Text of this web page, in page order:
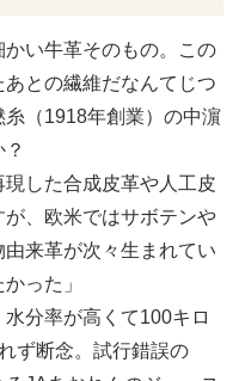
い牛革そのもの。この
との繊維だなんてじつ
（1918年創業）の中濵
現した合成皮革や人工皮
、欧米ではサボテンや
来革が次々生まれてい
った」
分率が高くて100キロ
ず断念。試行錯誤の